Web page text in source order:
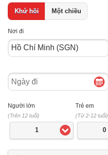
Khứ hồi Một chiều
Nơi đi
Ngày
đi
Người lớn
(Trên 12 tuổi)
1
Trẻ em
(Từ 2-12 tuổi)
0